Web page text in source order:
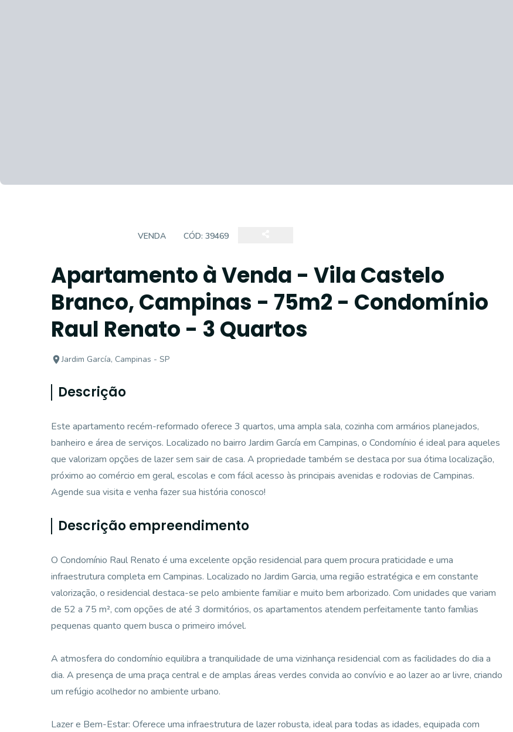
VENDA CÓD: 39469
Apartamento à Venda - Vila Castelo
Branco, Campinas - 75m2 - Condomínio
Raul Renato - 3 Quartos
Jardim García, Campinas - SP
Descrição
Este apartamento recém-reformado oferece 3 quartos, uma ampla sala, cozinha com armários planejados,
banheiro e área de serviços. Localizado no bairro Jardim García em Campinas, o Condomínio é ideal para aqueles
que valorizam opções de lazer sem sair de casa. A propriedade também se destaca por sua ótima localização,
próximo ao comércio em geral, escolas e com fácil acesso às principais avenidas e rodovias de Campinas.
Agende sua visita e venha fazer sua história conosco!
Descrição empreendimento
O Condomínio Raul Renato é uma excelente opção residencial para quem procura praticidade e uma
infraestrutura completa em Campinas. Localizado no Jardim Garcia, uma região estratégica e em constante
valorização, o residencial destaca-se pelo ambiente familiar e muito bem arborizado. Com unidades que variam
de 52 a 75 m², com opções de até 3 dormitórios, os apartamentos atendem perfeitamente tanto famílias
pequenas quanto quem busca o primeiro imóvel.
A atmosfera do condomínio equilibra a tranquilidade de uma vizinhança residencial com as facilidades do dia a
dia. A presença de uma praça central e de amplas áreas verdes convida ao convívio e ao lazer ao ar livre, criando
um refúgio acolhedor no ambiente urbano.
Lazer e Bem-Estar: Oferece uma infraestrutura de lazer robusta, ideal para todas as idades, equipada com